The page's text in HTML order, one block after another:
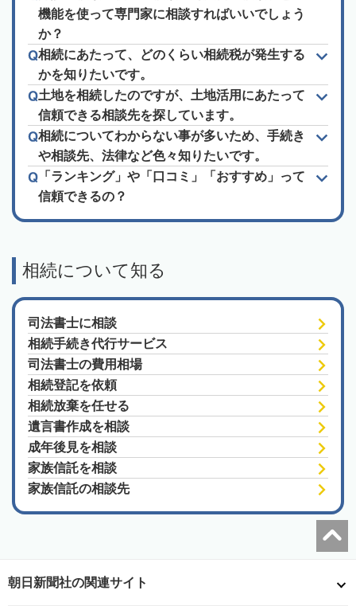
機能を使って専門家に相談すればいいでしょう
か？
相続にあたって、どのくらい相続税が発生する
かを知りたいです。
土地を相続したのですが、土地活用にあたって
信頼できる相談先を探しています。
相続についてわからない事が多いため、手続き
や相談先、法律など色々知りたいです。
「ランキング」や「口コミ」「おすすめ」って
信頼できるの？
相続について知る
司法書士に相談
相続手続き代行サービス
司法書士の費用相場
相続登記を依頼
相続放棄を任せる
遺言書作成を相談
成年後見を相談
家族信託を相談
家族信託の相談先
朝日新聞社の関連サイト